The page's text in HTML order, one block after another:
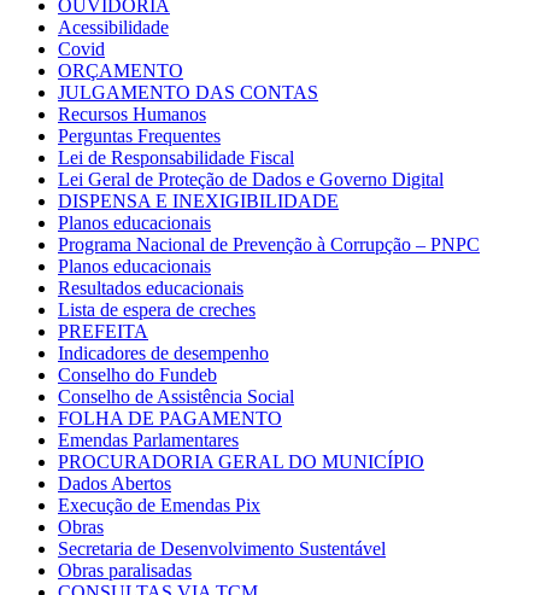
OUVIDORIA
Acessibilidade
Covid
ORÇAMENTO
JULGAMENTO DAS CONTAS
Recursos Humanos
Perguntas Frequentes
Lei de Responsabilidade Fiscal
Lei Geral de Proteção de Dados e Governo Digital
DISPENSA E INEXIGIBILIDADE
Planos educacionais
Programa Nacional de Prevenção à Corrupção – PNPC
Planos educacionais
Resultados educacionais
Lista de espera de creches
PREFEITA
Indicadores de desempenho
Conselho do Fundeb
Conselho de Assistência Social
FOLHA DE PAGAMENTO
Emendas Parlamentares
PROCURADORIA GERAL DO MUNICÍPIO
Dados Abertos
Execução de Emendas Pix
Obras
Secretaria de Desenvolvimento Sustentável
Obras paralisadas